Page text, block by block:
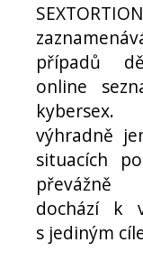
případů
online
výhradně
situacích
převážně
dochází k
s jediným